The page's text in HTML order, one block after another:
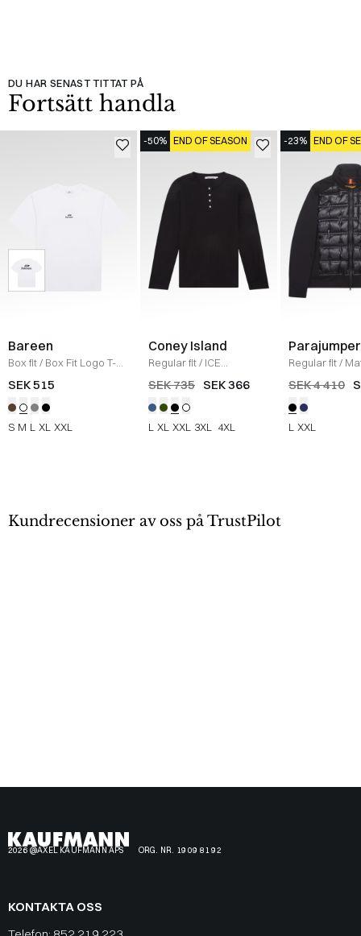
DU HAR SENAST TITTAT PÅ
Fortsätt handla
Bareen
Box fit/ Box Fit Logo T-
shirt /WHITE
SEK 515
S M L XL XXL
-50% END OF SEASON
Coney Island
Regular fit/ ICE
Sweatshirt
/BLACK
SEK 735 SEK 366
L XL XXL 3XL 4XL
-23% END OF
Regular fit/
/ SORT
SEK 4 410
L XXL
Kundrecensioner av oss på TrustPilot
2026 @AXEL KAUFMANN APS ORG. NR. 19 09 81 92
KONTAKTA OSS